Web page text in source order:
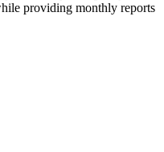
providing monthly reports